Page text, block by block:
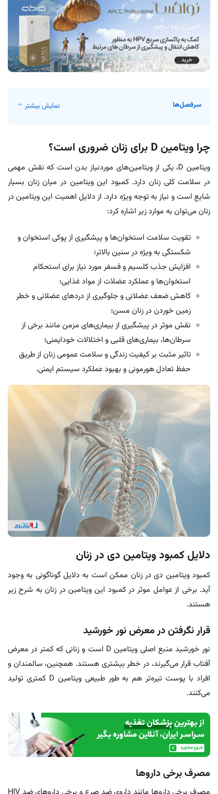
سرفصل‌ها نمایش بیشتر
چرا ویتامین D برای زنان ضروری است؟
ویتامین D، یکی از ویتامین‌های موردنیاز بدن است که نقش مهمی
در سلامت کلی زنان دارد. کمبود این ویتامین در میان زنان بسیار
شایع است و نیاز به توجه ویژه دارد. از دلایل اهمیت این ویتامین در
زنان می‌توان به موارد زیر اشاره کرد:
تقویت سلامت استخوان‌ها و پیشگیری از پوکی استخوان و
شکستگی به ویژه در سنین بالاتر؛
افزایش جذب کلسیم و فسفر مورد نیاز برای استحکام
استخوان‌ها و عملکرد عضلات از مواد غذایی؛
کاهش ضعف عضلانی و جلوگیری از دردهای عضلانی و خطر
زمین خوردن در زنان مسن؛
نقش موثر در پیشگیری از بیماری‌های مزمن مانند برخی از
سرطان‌ها، بیماری‌های قلبی و اختلالات خودایمنی؛
تاثیر مثبت بر کیفیت زندگی و سلامت عمومی زنان از طریق
حفظ تعادل هورمونی و بهبود عملکرد سیستم ایمنی.
دلایل کمبود ویتامین دی در زنان
کمبود ویتامین دی در زنان ممکن است به دلایل گوناگونی به وجود
آید. برخی از عوامل موثر در کمبود این ویتامین در زنان به شرح زیر
هستند.
قرار نگرفتن در معرض نور خورشید
نور خورشید منبع اصلی ویتامین D است و زنانی که کمتر در معرض
آفتاب قرار می‌گیرند، در خطر بیشتری هستند. همچنین، سالمندان و
افراد با پوست تیره‌تر هم به طور طبیعی ویتامین D کمتری تولید
می‌کنند.
مصرف برخی داروها